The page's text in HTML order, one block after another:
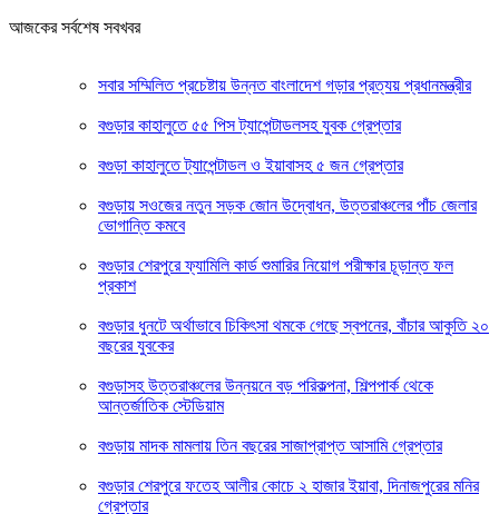
আজকের সর্বশেষ সবখবর
সবার সম্মিলিত প্রচেষ্টায় উন্নত বাংলাদেশ গড়ার প্রত্যয় প্রধানমন্ত্রীর
বগুড়ার কাহালুতে ৫৫ পিস ট্যাপেন্টাডলসহ যুবক গ্রেপ্তার
বগুড়া কাহালুতে ট্যাপেন্টাডল ও ইয়াবাসহ ৫ জন গ্রেপ্তার
বগুড়ায় সওজের নতুন সড়ক জোন উদ্বোধন, উত্তরাঞ্চলের পাঁচ জেলার
ভোগান্তি কমবে
বগুড়ার শেরপুরে ফ্যামিলি কার্ড শুমারির নিয়োগ পরীক্ষার চূড়ান্ত ফল
প্রকাশ
বগুড়ার ধুনটে অর্থাভাবে চিকিৎসা থমকে গেছে স্বপনের, বাঁচার আকুতি ২০
বছরের যুবকের
বগুড়াসহ উত্তরাঞ্চলের উন্নয়নে বড় পরিকল্পনা, শিল্পপার্ক থেকে
আন্তর্জাতিক স্টেডিয়াম
বগুড়ায় মাদক মামলায় তিন বছরের সাজাপ্রাপ্ত আসামি গ্রেপ্তার
বগুড়ার শেরপুরে ফতেহ আলীর কোচে ২ হাজার ইয়াবা, দিনাজপুরের মনির
গ্রেপ্তার